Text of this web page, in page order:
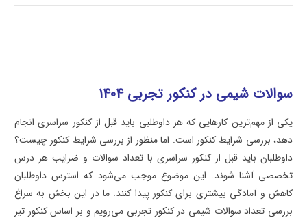
سوالات شیمی در کنکور تجربی ۱۴۰۴
یکی از مهم‌ترین کارهایی که هر داوطلبی باید قبل از کنکور سراسری انجام
دهد، بررسی شرایط کنکور است. اما منظور از بررسی شرایط کنکور چیست؟
داوطلبان باید قبل از کنکور سراسری با تعداد سوالات و ضرایب هر درس
تخصصی آشنا شوند. این موضوع موجب می‌شود که استرس داوطلبان
کاهش و آمادگی بیشتری برای کنکور پیدا کنند. ما در این بخش به سراغ
بررسی تعداد سوالات شیمی در کنکور تجربی می‌رویم و بر اساس کنکور تیر